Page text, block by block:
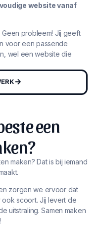
website vanaf
probleem! Jij geeft
voor een passende
wel een website die
een
maken? Dat is bij iemand
zorgen we ervoor dat
ook scoort. Jij levert de
uitstraling. Samen maken